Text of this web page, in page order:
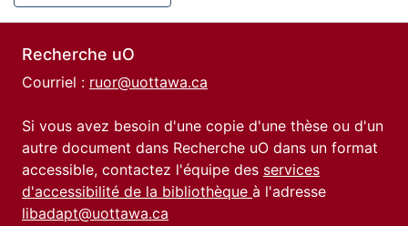
Recherche uO
Courriel : ruor@uottawa.ca
Si vous avez besoin d'une copie d'une thèse ou d'un
autre document dans Recherche uO dans un format
accessible, contactez l'équipe des services
d'accessibilité de la bibliothèque à l'adresse
libadapt@uottawa.ca